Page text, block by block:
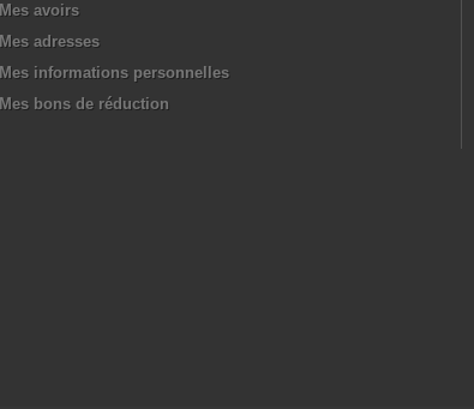
Mes avoirs
Mes adresses
Mes informations personnelles
Mes bons de réduction